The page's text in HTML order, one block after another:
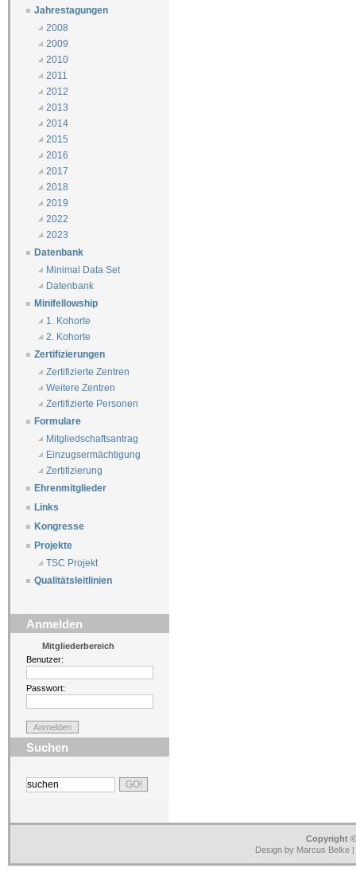
Jahrestagungen
2008
2009
2010
2011
2012
2013
2014
2015
2016
2017
2018
2019
2022
2023
Datenbank
Minimal Data Set
Datenbank
Minifellowship
1. Kohorte
2. Kohorte
Zertifizierungen
Zertifizierte Zentren
Weitere Zentren
Zertifizierte Personen
Formulare
Mitgliedschaftsantrag
Einzugsermächtigung
Zertifizierung
Ehrenmitglieder
Links
Kongresse
Projekte
TSC Projekt
Qualitätsleitlinien
Anmelden
Mitgliederbereich
Benutzer:
Passwort:
Suchen
Copyright
Design by Marcus Belke